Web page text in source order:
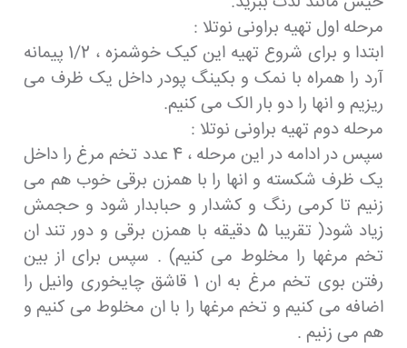
مرحله اول تهیه براونی نوتلا :
ابتدا و برای شروع تهیه این کیک خوشمزه ، 1/2 پیمانه
آرد را همراه با نمک و بکینگ پودر داخل یک ظرف می
ریزیم و انها را دو بار الک می کنیم.
مرحله دوم تهیه براونی نوتلا :
سپس در ادامه در این مرحله ، 4 عدد تخم مرغ را داخل
یک ظرف شکسته و انها را با همزن برقی خوب هم می
زنیم تا کرمی رنگ و کشدار و حبابدار شود و حجمش
زیاد شود( تقریبا 5 دقیقه با همزن برقی و دور تند ان
تخم مرغها را مخلوط می کنیم) . سپس برای از بین
رفتن بوی تخم مرغ به ان 1 قاشق چایخوری وانیل را
اضافه می کنیم و تخم مرغها را با ان مخلوط می کنیم و
هم می زنیم .